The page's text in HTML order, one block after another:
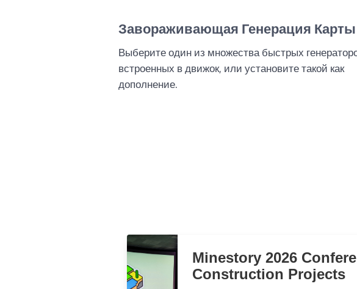
Завораживающая Генерация Карты
Выберите один из множества быстрых
встроенных в движок, или установите такой как
дополнение.